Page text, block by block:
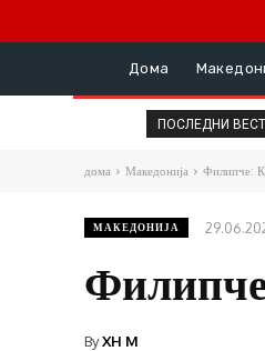
Дома
ПОСЛЕДНИ
дома Македонија Филипче:
МАКЕДОНИЈА
ByXH M